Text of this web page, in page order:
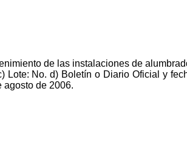
de las instalaciones de
No. d) Boletín o Diario Oficial y
agosto de 2006.